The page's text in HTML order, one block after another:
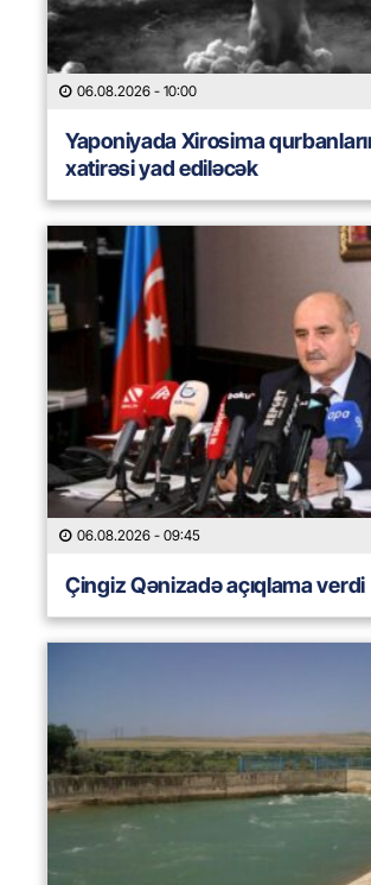
06.08.2026 - 10:00
Yaponiyada Xirosima
xatirəsi yad ediləcək
06.08.2026 - 09:45
Çingiz Qənizadə açıqlama verdi